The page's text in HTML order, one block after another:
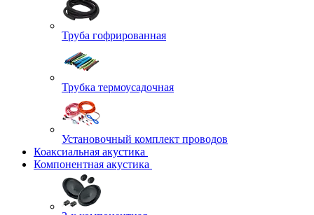
Труба гофрированная
Трубка термоусадочная
Установочный комплект проводов
Коаксиальная акустика
Компонентная акустика